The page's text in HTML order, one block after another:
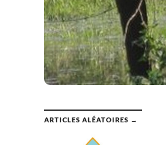
ARTICLES ALÉATOIRES →